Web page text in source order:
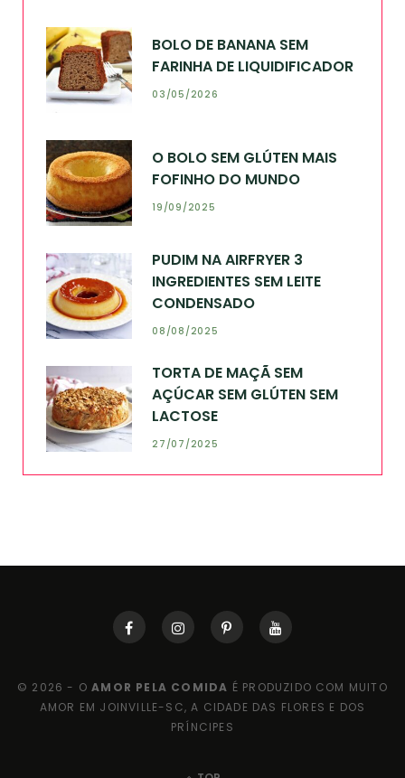
BOLO DE BANANA SEM
FARINHA DE LIQUIDIFICADOR
03/05/2026
O BOLO SEM GLÚTEN MAIS
FOFINHO DO MUNDO
19/09/2025
PUDIM NA AIRFRYER 3
INGREDIENTES SEM LEITE
CONDENSADO
08/08/2025
TORTA DE MAÇÃ SEM
AÇÚCAR SEM GLÚTEN SEM
LACTOSE
27/07/2025
© 2026 - OAMOR PELA COMIDA É PRODUZIDO COM MUITO
AMOR EM JOINVILLE-SC, A CIDADE DAS FLORES E DOS
PRÍNCIPES